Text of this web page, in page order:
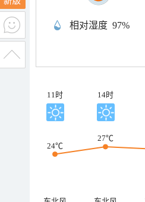
相对湿度 97%
11时 14时
24℃
27℃